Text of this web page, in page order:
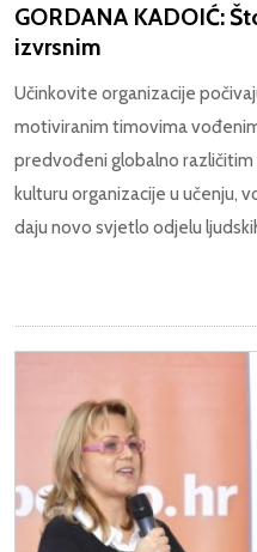
GORDANA KADOIĆ:
izvrsnim
Učinkovite organizacije
motiviranim timovima
predvođeni globalno
kulturu organizacije u učenju,
daju novo svjetlo odjelu